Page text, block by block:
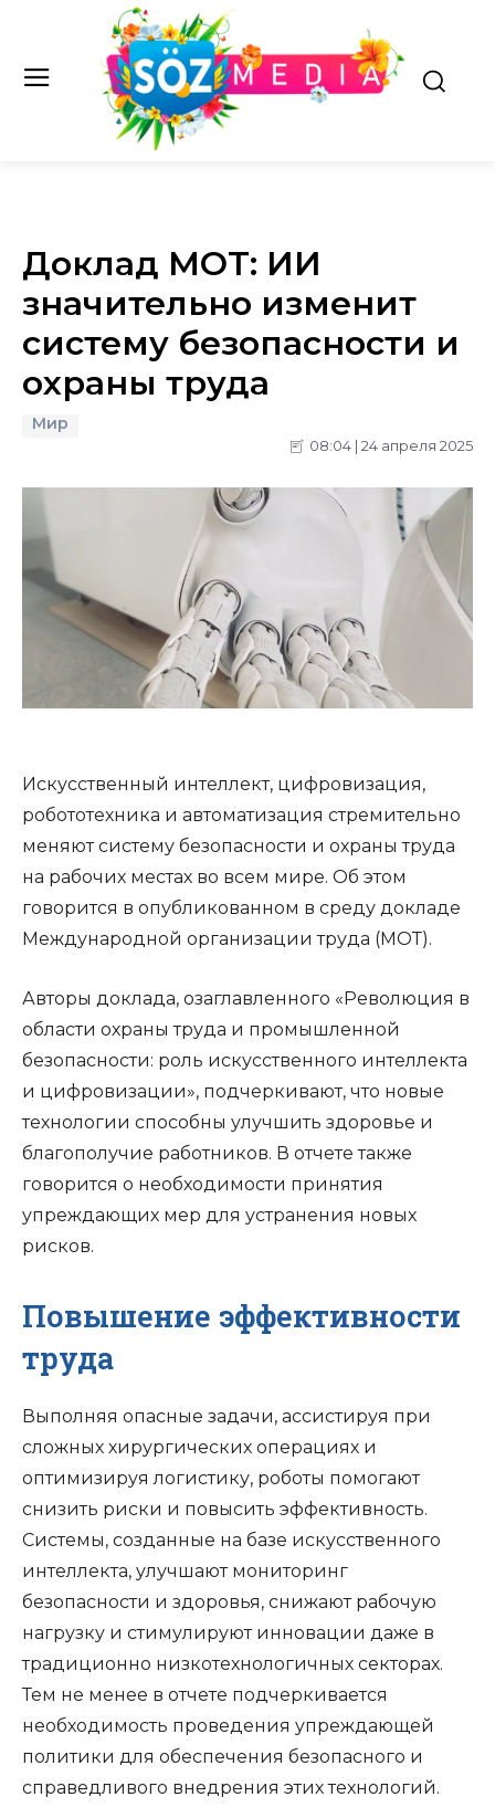
Доклад МОТ: ИИ
значительно изменит
систему безопасности и
охраны труда
Мир
08:04 | 24 апреля 2025
Искусственный интеллект, цифровизация,
робототехника и автоматизация стремительно
меняют систему безопасности и охраны труда
на рабочих местах во всем мире. Об этом
говорится в опубликованном в среду докладе
Международной организации труда (МОТ).
Авторы доклада, озаглавленного «Революция в
области охраны труда и промышленной
безопасности: роль искусственного интеллекта
и цифровизации», подчеркивают, что новые
технологии способны улучшить здоровье и
благополучие работников. В отчете также
говорится о необходимости принятия
упреждающих мер для устранения новых
рисков.
Повышение эффективности
труда
Выполняя опасные задачи, ассистируя при
сложных хирургических операциях и
оптимизируя логистику, роботы помогают
снизить риски и повысить эффективность.
Системы, созданные на базе искусственного
интеллекта, улучшают мониторинг
безопасности и здоровья, снижают рабочую
нагрузку и стимулируют инновации даже в
традиционно низкотехнологичных секторах.
Тем не менее в отчете подчеркивается
необходимость проведения упреждающей
политики для обеспечения безопасного и
справедливого внедрения этих технологий.